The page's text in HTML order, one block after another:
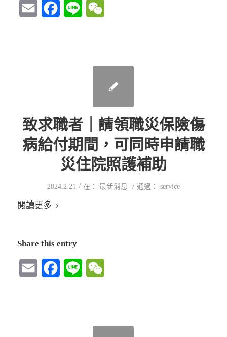
Email FacebookLine
致求職者｜請領職災保險傷
病給付期間，可同時申請職
災住院照護補助
2024.2.21 / 在： 最新消息 / 通過： service
閱讀更多
Share this entry
Email FacebookLine